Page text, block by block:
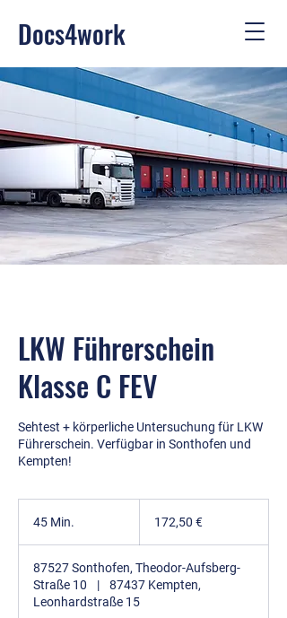
Docs4work
LKW Führerschein
Klasse C FEV
Sehtest + körperliche Untersuchung für LKW
Führerschein. Verfügbar in Sonthofen und
Kempten!
45 Min.
i
n
.
172,50 €
87527 Sonthofen, Theodor-Aufsberg-
Straße 10
|
87437 Kempten,
Leonhardstraße 15